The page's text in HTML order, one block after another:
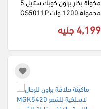
محمولة 1200 وات GS5011P
4,199 جنيه